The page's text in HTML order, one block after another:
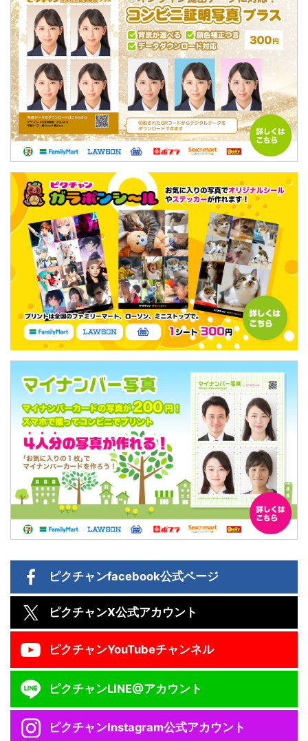
ピクチャンfacebook公式ページ
ピクチャンX公式アカウント
ピクチャンYouTubeチャンネル
ピクチャンLINE@アカウント
ピクチャンInstagram公式アカウント